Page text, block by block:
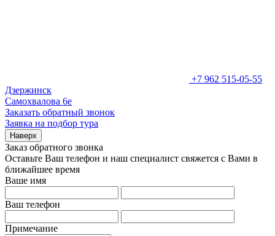
+7 962 515-05-55
Дзержинск
Самохвалова 6е
Заказать обратный звонок
Заявка на подбор тура
Наверх
Заказ обратного звонка
Оставьте Ваш телефон и наш специалист свяжется с Вами в
ближайшее время
Ваше имя
Ваш телефон
Примечание